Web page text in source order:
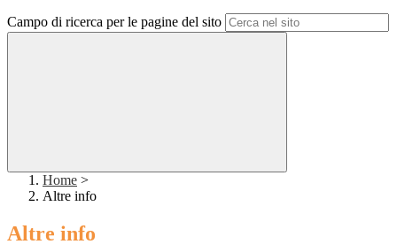
Campo di ricerca per le pagine del sito
Home >
Altre info
Altre info